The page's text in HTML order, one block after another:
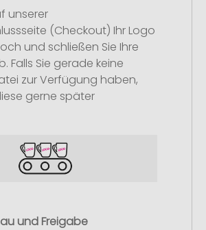
unserer
(Checkout) Ihr Logo
und schließen Sie Ihre
Falls Sie gerade keine
zur Verfügung haben,
gerne später
und Freigabe